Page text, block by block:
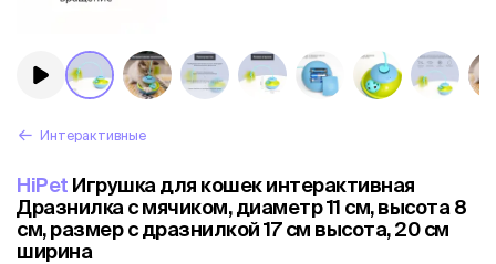
Интерактивные
HiPet Игрушка для кошек интерактивная
Дразнилка с мячиком, диаметр 11 см, высота 8
см, размер с дразнилкой 17 см высота, 20 см
ширина